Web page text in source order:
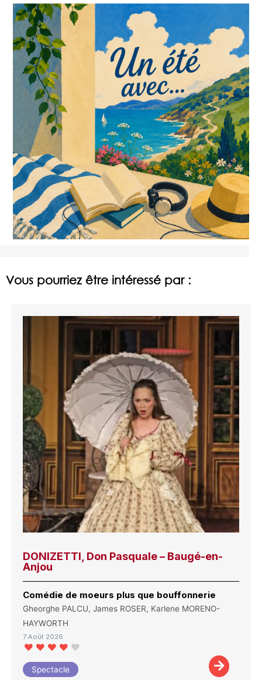
Vous pourriez être intéressé par :
DONIZETTI, Don Pasquale – Baugé-en-
Anjou
Comédie de moeurs plus que bouffonnerie
Gheorghe PALCU, James ROSER, Karlene MORENO-
HAYWORTH
7 Août 2026
Spectacle